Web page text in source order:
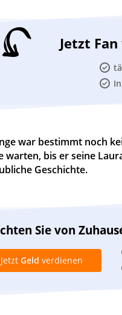
Jetzt
war bestimmt noch
warten, bis er seine
Geschichte.
Sie von
Jetzt Geld verdienen